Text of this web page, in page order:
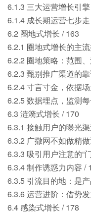
6.1.3 三大运营增长引
6.1.4 成长期运营七步
6.2 圈地式增长 / 163
6.2.1 圈地式增长的主
6.2.2 圈地策略：范围
6.2.3 甄别推广渠道的
6.2.4 寸言寸金，依据
6.2.5 数据埋点，监测
6.3 涟漪式增长 / 170
6.3.1 接触用户的曝光
6.3.2 广撒网不如做精
6.3.3 吸引用户注意的“
6.3.4 制作诱惑力内容 /
6.3.5 引流目的地：是
6.3.6 运营进阶：借势
6.4 感染式增长 / 178